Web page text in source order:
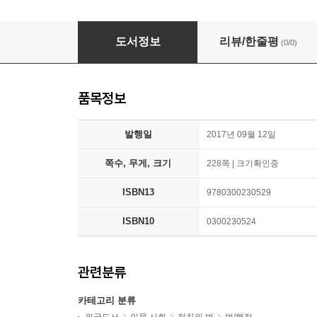
The Future of Law and Economics: Essays
도서정보 리뷰/한줄평 (0/0)
품목정보
발행일 2017년 09월 12일
쪽수, 무게, 크기 228쪽 | 크기확인중
ISBN13 9780300230529
ISBN10 0300230524
관련분류
카테고리 분류